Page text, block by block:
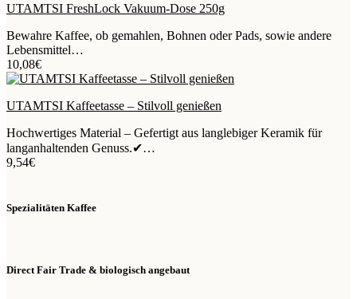
UTAMTSI FreshLock Vakuum-Dose 250g
Bewahre Kaffee, ob gemahlen, Bohnen oder Pads, sowie andere
Lebensmittel…
10,08€
UTAMTSI Kaffeetasse – Stilvoll genießen
Hochwertiges Material – Gefertigt aus langlebiger Keramik für
langanhaltenden Genuss.✔…
9,54€
Spezialitäten Kaffee
Direct Fair Trade & biologisch angebaut